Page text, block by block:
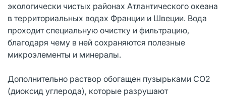
экологически чистых районах Атлантического океана
в территориальных водах Франции и Швеции. Вода
проходит специальную очистку и фильтрацию,
благодаря чему в ней сохраняются полезные
микроэлементы и минералы.
Дополнительно раствор обогащен пузырьками СО2
(диоксид углерода), которые разрушают